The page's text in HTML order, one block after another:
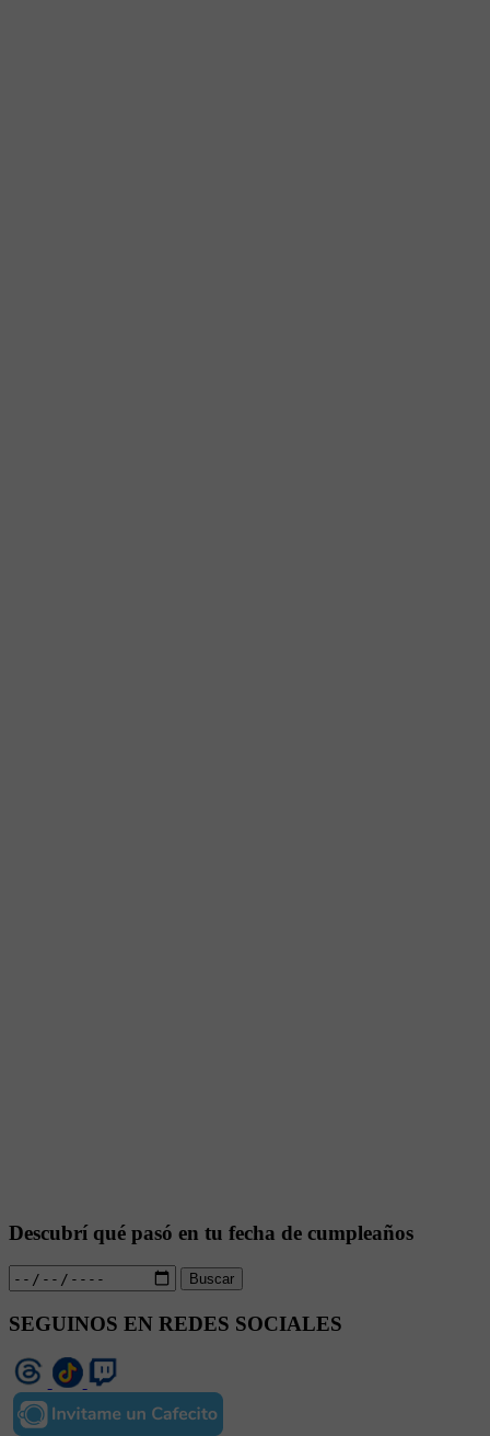
Descubrí qué pasó en tu fecha de cumpleaños
Buscar
SEGUINOS EN REDES SOCIALES